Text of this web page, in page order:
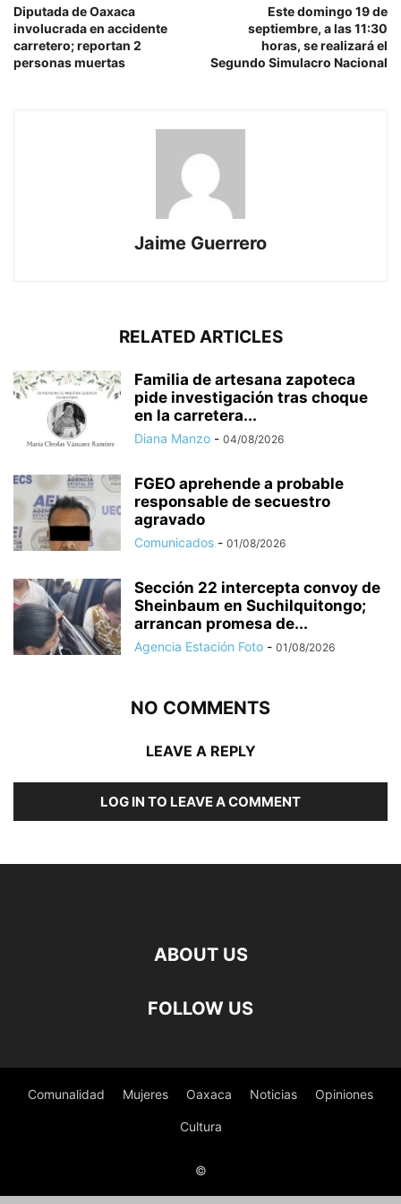
Diputada de Oaxaca
involucrada en accidente
carretero; reportan 2
personas muertas
Este domingo 19 de
septiembre, a las 11:30
horas, se realizará el
Segundo Simulacro Nacional
Jaime Guerrero
RELATED ARTICLES
Familia de artesana zapoteca
pide investigación tras choque
en la carretera...
Diana Manzo - 04/08/2026
FGEO aprehende a probable
responsable de secuestro
agravado
Comunicados - 01/08/2026
Sección 22 intercepta convoy de
Sheinbaum en Suchilquitongo;
arrancan promesa de...
Agencia Estación Foto - 01/08/2026
NO COMMENTS
LEAVE A REPLY
LOG IN TO LEAVE A COMMENT
ABOUT US
FOLLOW US
Comunalidad Mujeres Oaxaca Noticias Opiniones
Cultura
©